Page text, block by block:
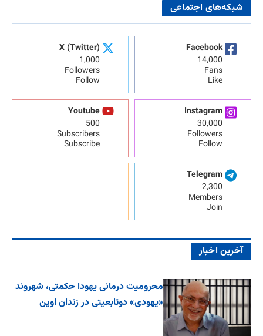
شبکه‌های اجتماعی
Facebook
14,000
Fans
Like
X (Twitter)
1,000
Followers
Follow
Instagram
30,000
Followers
Follow
Youtube
500
Subscribers
Subscribe
Telegram
2,300
Members
Join
آخرین اخبار
محرومیت درمانی یهودا حکمتی، شهروند
«یهودی» دوتابعیتی در زندان اوین